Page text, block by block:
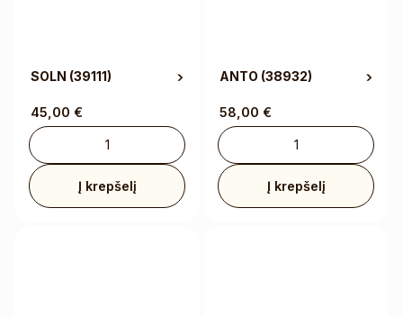
SOLN (39111)
45,00 €
Į krepšelį
ANTO (38932)
58,00 €
Į krepšelį